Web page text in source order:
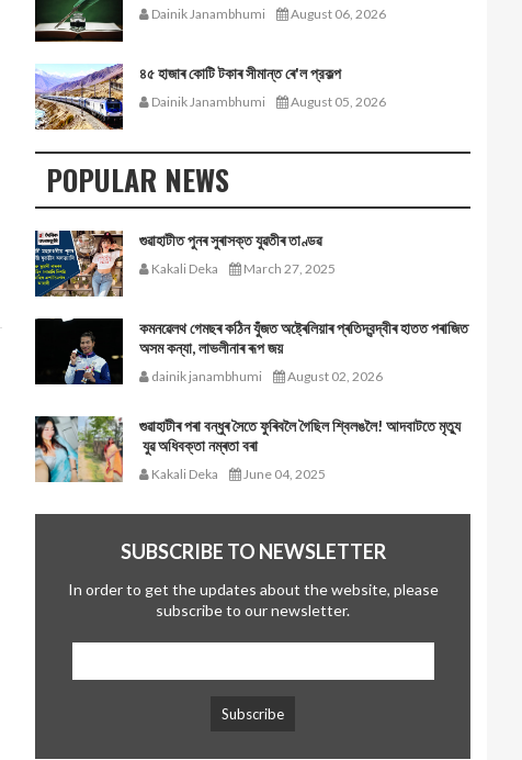
Dainik Janambhumi August 06, 2026
৪৫ হাজাৰ কোটি টকাৰ সীমান্ত ৰে'ল প্রকল্প
Dainik Janambhumi August 05, 2026
POPULAR NEWS
গুৱাহাটীত পুনৰ সুৰাসক্ত যুৱতীৰ তাণ্ডৱ
Kakali Deka March 27, 2025
কমনৱেলথ গেমছৰ কঠিন যুঁজত অষ্ট্ৰেলিয়াৰ প্ৰতিদ্বন্দ্বীৰ হাতত পৰাজিত
অসম কন্যা, লাভলীনাৰ ৰূপ জয়
dainik janambhumi August 02, 2026
গুৱাহাটীৰ পৰা বন্ধুৰ সৈতে ফুৰিবলৈ গৈছিল শ্বিলঙলৈ! আদবাটতে মৃত্যু
যুৱ অধিবক্তা নম্ৰতা বৰা
Kakali Deka June 04, 2025
SUBSCRIBE TO NEWSLETTER
In order to get the updates about the website, please
subscribe to our newsletter.